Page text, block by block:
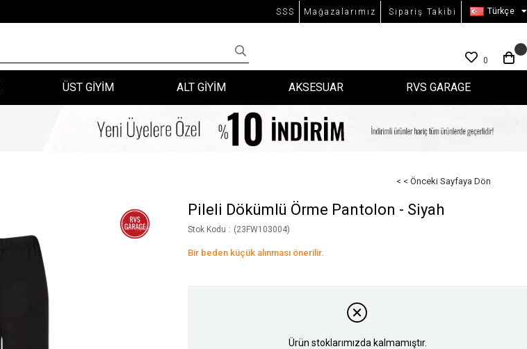
SSS Mağazalarımız Sipariş Takibi Türkçe
0
ÜST GİYİM ALT GİYİM AKSESUAR RVS GARAGE
< < Önceki Sayfaya Dön
Pileli Dökümlü Örme Pantolon - Siyah
Stok Kodu (23FW103004)
Bir beden küçük alınması önerilir.
Ürün stoklarımızda kalmamıştır.